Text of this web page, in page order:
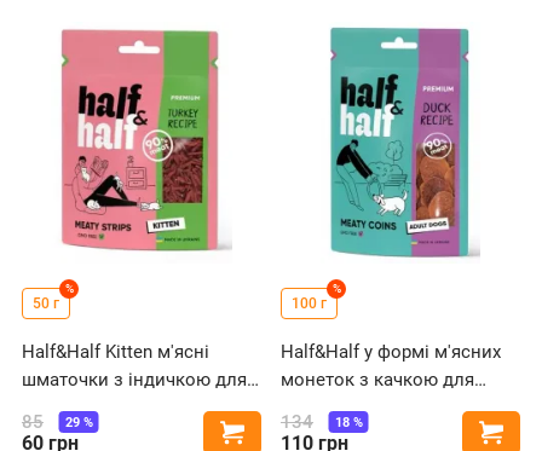
50 г
%
Half&Half Kitten м'ясні
шматочки з індичкою для
кошенят
85
60 грн
29%
Купити
100 г
%
Half&Half у формі м'ясних
монеток з качкою для
собак
134
110 грн
18%